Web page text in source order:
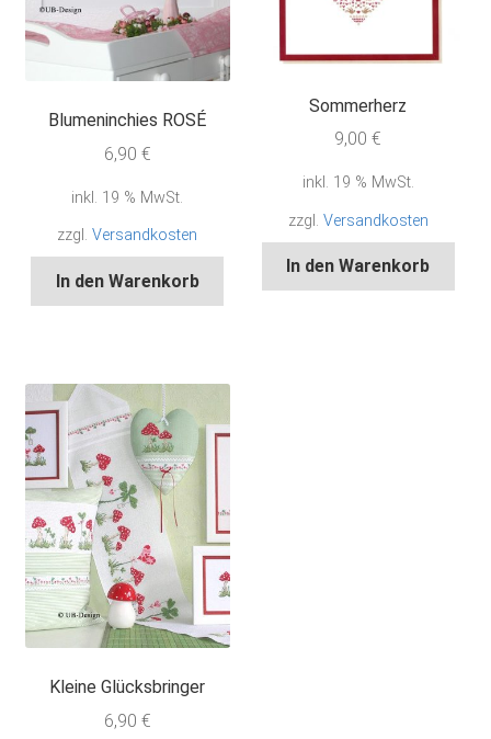
Blumeninchies ROSÉ
6,90 €
inkl. 19 % MwSt.
zzgl.Versandkosten
In den Warenkorb
Sommerherz
9,00€
inkl. 19 % MwSt.
zzgl. Versandkosten
In den Warenkorb
Kleine Glücksbringer
6,90 €